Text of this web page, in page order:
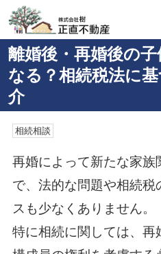
離婚後・再婚後の
なる？相続税法に
介
相続相談
再婚によって新たな家族
で、法的な問題や相続税
スも少なくありません。
特に相続に関しては、再